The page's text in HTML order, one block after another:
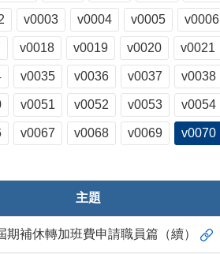
v0003 v0004 v0005 v0006
v0018 v0019 v0020 v0021
v0035 v0036 v0037 v0038
v0051 v0052 v0053 v0054
v0067 v0068 v0069 v0070
主題
期補休轉加班費申請職員篇（續）